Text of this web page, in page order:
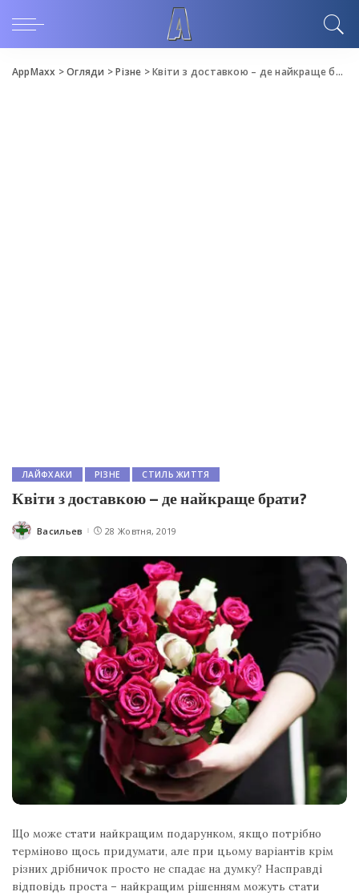
AppMaxx >Огляди >Різне >Квіти з доставкою – де найкраще брати?
ЛАЙФХАКИ РІЗНЕ СТИЛЬ ЖИТТЯ
Квіти з доставкою – де найкраще брати?
Posted
Васильев 28 Жовтня, 2019
Що може стати найкращим подарунком, якщо потрібно
терміново щось придумати, але при цьому варіантів крім
різних дрібничок просто не спадає на думку? Насправді
відповідь проста – найкращим рішенням можуть стати